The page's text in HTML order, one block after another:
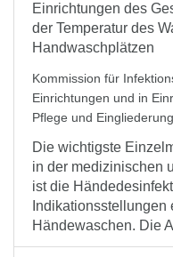
Einrichtungen des
der Temperatur des
Handwaschplätzen
Kommission für
Einrichtungen und in
Pflege und
Die wichtigste
in der medizinischen
ist die
Händewaschen. Die